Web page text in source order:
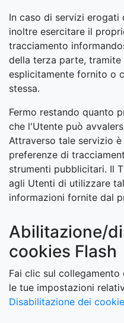
In caso di servizi
inoltre esercitare il
tracciamento
della terza parte,
esplicitamente fornito o
stessa.
Fermo restando quanto
che l'Utente può
Attraverso tale servizio
preferenze di
strumenti pubblicitari. Il
agli Utenti di utilizzare
informazioni fornite dal
Abilitazione/
cookies Flash
Fai clic sul
le tue impostazioni
Disabilitazione dei